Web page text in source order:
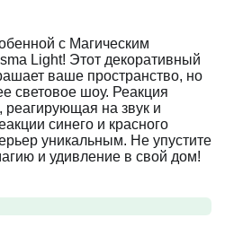
с Магическим
Light! Этот декоративный
ваше пространство, но
световое шоу. Реакция
реагирующая на звук и
синего и красного
уникальным. Не упустите
и удивление в свой дом!